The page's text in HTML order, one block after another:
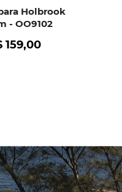
Holbrook
- OO9102
159,00